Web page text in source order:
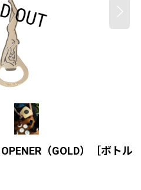
（GOLD）［ボトル